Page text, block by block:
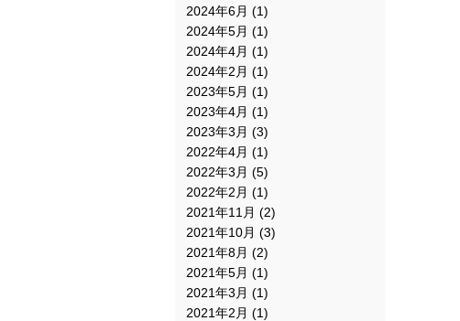
2024年6月 (1)
2024年5月 (1)
2024年4月 (1)
2024年2月 (1)
2023年5月 (1)
2023年4月 (1)
2023年3月 (3)
2022年4月 (1)
2022年3月 (5)
2022年2月 (1)
2021年11月 (2)
2021年10月 (3)
2021年8月 (2)
2021年5月 (1)
2021年3月 (1)
2021年2月 (1)